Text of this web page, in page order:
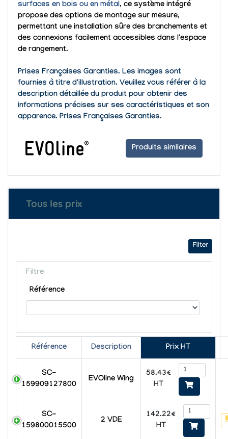
surfaces en bois ou en métal, ce système intégré
propose des options de montage sur mesure,
permettant une installation sûre des branchements et
des connexions facilement accessibles dans l'espace
de rangement.
Prises Françaises Garanties. Les images sont
fournies à titre d'illustration. Veuillez vous référer à la
description détaillée du produit pour obtenir des
informations précises sur ses caractéristiques et son
apparence. Prises Françaises Garanties.
Produits similaires
Tous les prix
Filter
Filtre
Référence
Référence Description Prix HT
SC-
159909127800
EVOline Wing
58.43€
HT
SC-
159800015500
2 VDE
142.22€
HT